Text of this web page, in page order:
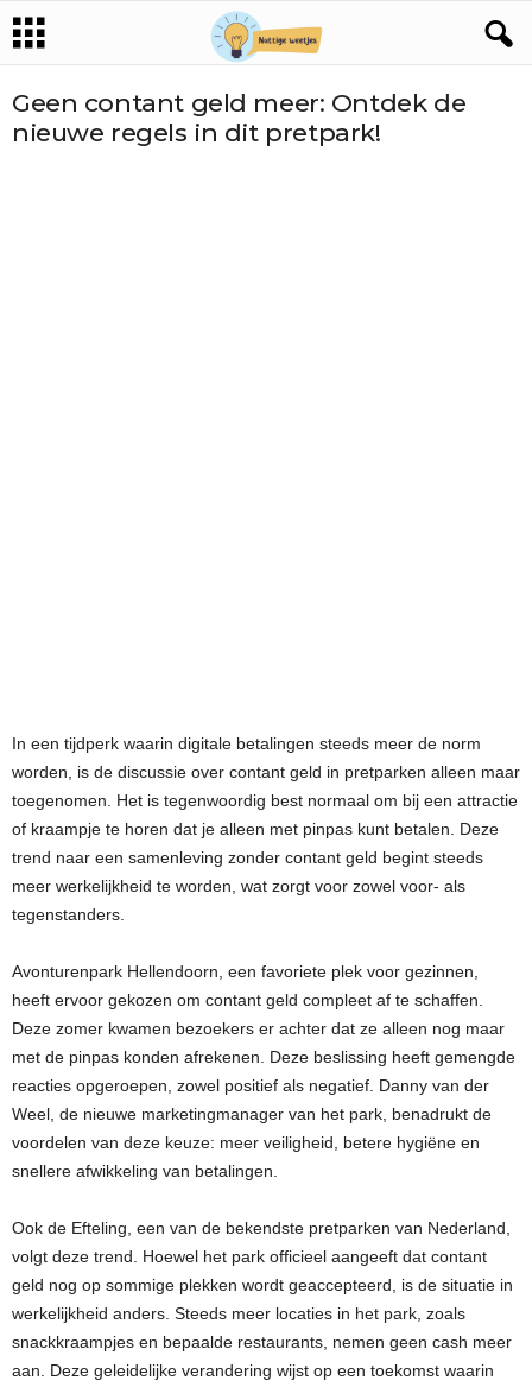
Geen contant geld meer: Ontdek de
nieuwe regels in dit pretpark!
In een tijdperk waarin digitale betalingen steeds meer de norm
worden, is de discussie over contant geld in pretparken alleen maar
toegenomen. Het is tegenwoordig best normaal om bij een attractie
of kraampje te horen dat je alleen met pinpas kunt betalen. Deze
trend naar een samenleving zonder contant geld begint steeds
meer werkelijkheid te worden, wat zorgt voor zowel voor- als
tegenstanders.
Avonturenpark Hellendoorn, een favoriete plek voor gezinnen,
heeft ervoor gekozen om contant geld compleet af te schaffen.
Deze zomer kwamen bezoekers er achter dat ze alleen nog maar
met de pinpas konden afrekenen. Deze beslissing heeft gemengde
reacties opgeroepen, zowel positief als negatief. Danny van der
Weel, de nieuwe marketingmanager van het park, benadrukt de
voordelen van deze keuze: meer veiligheid, betere hygiëne en
snellere afwikkeling van betalingen.
Ook de Efteling, een van de bekendste pretparken van Nederland,
volgt deze trend. Hoewel het park officieel aangeeft dat contant
geld nog op sommige plekken wordt geaccepteerd, is de situatie in
werkelijkheid anders. Steeds meer locaties in het park, zoals
snackkraampjes en bepaalde restaurants, nemen geen cash meer
aan. Deze geleidelijke verandering wijst op een toekomst waarin